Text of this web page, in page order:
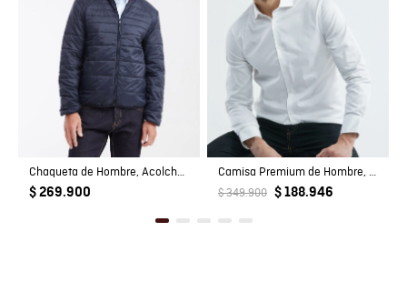
Chaqueta de Hombre, Acolchada - TOGS
$ 269.900
Camisa Premium de Hombre, Slim Fit Manga Larga - Tecnología Twill
$ 349.900 $ 188.946